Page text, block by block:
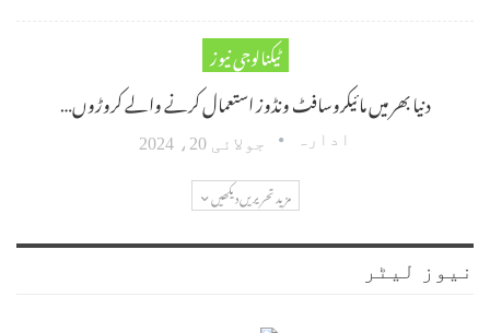
ٹیکنالوجی نیوز
دنیا بھر میں مائیکروسافٹ ونڈوز استعمال کرنے والے کروڑوں…
ادارہ جولائی 20، 2024
مزید تحریریں دیکھیں
نیوز لیٹر